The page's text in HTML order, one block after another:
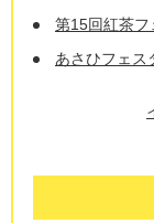
第15回紅茶
あさひフェス